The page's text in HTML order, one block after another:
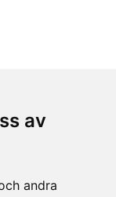
av
andra